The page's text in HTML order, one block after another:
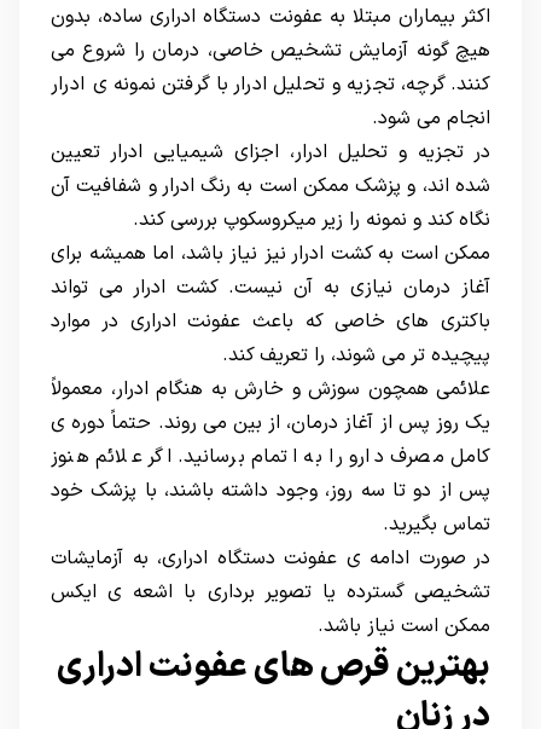
اکثر بیماران مبتلا به عفونت دستگاه ادراری ساده، بدون
هیچ گونه آزمایش تشخیص خاصی، درمان را شروع می
کنند. گرچه، تجزیه و تحلیل ادرار با گرفتن نمونه ی ادرار
انجام می شود.
در تجزیه و تحلیل ادرار، اجزای شیمیایی ادرار تعیین
شده اند، و پزشک ممکن است به رنگ ادرار و شفافیت آن
نگاه کند و نمونه را زیر میکروسکوپ بررسی کند.
ممکن است به کشت ادرار نیز نیاز باشد، اما همیشه برای
آغاز درمان نیازی به آن نیست. کشت ادرار می تواند
باکتری های خاصی که باعث عفونت ادراری در موارد
پیچیده تر می شوند، را تعریف کند.
علائمی همچون سوزش و خارش به هنگام ادرار، معمولاً
یک روز پس از آغاز درمان، از بین می روند. حتماً دوره ی
کامل مصرف دارو را به اتمام برسانید. اگر علائم هنوز
پس از دو تا سه روز، وجود داشته باشند، با پزشک خود
تماس بگیرید.
در صورت ادامه ی عفونت دستگاه ادراری، به آزمایشات
تشخیصی گسترده یا تصویر برداری با اشعه ی ایکس
ممکن است نیاز باشد.
بهترین قرص های عفونت ادراری
در زنان